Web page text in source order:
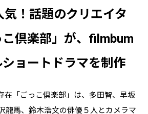
！話題のクリエイタ
倶楽部」が、filmbum
ョートドラマを制作
在「ごっこ倶楽部」は、多田智、早坂
龍馬、鈴木浩文の俳優５人とカメラマ